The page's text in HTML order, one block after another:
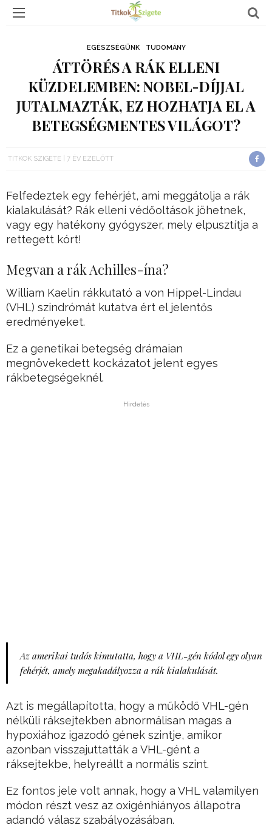
EGÉSZSÉGÜNK TUDOMÁNY
ÁTTÖRÉS A RÁK ELLENI
KÜZDELEMBEN: NOBEL-DÍJJAL
JUTALMAZTÁK, EZ HOZHATJA EL A
BETEGSÉGMENTES VILÁGOT?
TITKOK SZIGETE 7 ÉV EZELŐTT
Felfedeztek egy fehérjét, ami meggátolja a rák
kialakulását? Rák elleni védőoltások jöhetnek,
vagy egy hatékony gyógyszer, mely elpusztítja a
rettegett kórt!
Megvan a rák Achilles-ína?
William Kaelin rákkutató a von Hippel-Lindau
(VHL) szindrómát kutatva ért el jelentős
eredményeket.
Ez a genetikai betegség drámaian
megnövekedett kockázatot jelent egyes
rákbetegségeknél.
Hirdetés
Az amerikai tudós kimutatta, hogy a VHL-gén kódol egy olyan
fehérjét, amely megakadályozza a rák kialakulását.
Azt is megállapította, hogy a működő VHL-gén
nélküli ráksejtekben abnormálisan magas a
hypoxiához igazodó gének szintje, amikor
azonban visszajuttatták a VHL-gént a
ráksejtekbe, helyreállt a normális szint.
Ez fontos jele volt annak, hogy a VHL valamilyen
módon részt vesz az oxigénhiányos állapotra
adandó válasz szabályozásában.